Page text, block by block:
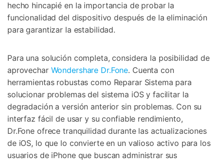
hecho hincapié en la importancia de probar la
funcionalidad del dispositivo después de la eliminación
para garantizar la estabilidad.
Para una solución completa, considera la posibilidad de
aprovecharWondershare Dr.Fone. Cuenta con
herramientas robustas como Reparar Sistema para
solucionar problemas del sistema iOS y facilitar la
degradación a versión anterior sin problemas. Con su
interfaz fácil de usar y su confiable rendimiento,
Dr.Fone ofrece tranquilidad durante las actualizaciones
de iOS, lo que lo convierte en un valioso activo para los
usuarios de iPhone que buscan administrar sus